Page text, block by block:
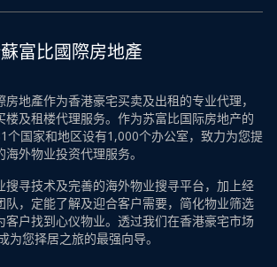
富比國際房地產
地產作为香港豪宅买卖及出租的专业代理，
楼及租楼代理服务。作为苏富比国际房地产的
个国家和地区设有1,000个办公室，致力为您提
外物业投资代理服务。
搜寻技术及完善的海外物业搜寻平台，加上经
队，定能了解及迎合客户需要，简化物业筛选
客户找到心仪物业。透过我们在香港豪宅市场
为您择居之旅的最强向导。